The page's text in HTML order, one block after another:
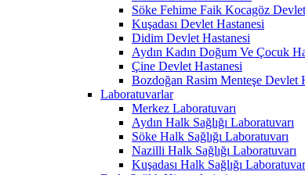
Söke Fehime Faik Kocagöz
Kuşadası Devlet Hastanesi
Didim Devlet Hastanesi
Aydın Kadın Doğum Ve Çocuk
Çine Devlet Hastanesi
Bozdoğan Rasim Menteşe Devlet
Laboratuvarlar
Merkez Laboratuvarı
Aydın Halk Sağlığı Laboratuvarı
Söke Halk Sağlığı Laboratuvarı
Nazilli Halk Sağlığı Laboratuvarı
Kuşadası Halk Sağlığı